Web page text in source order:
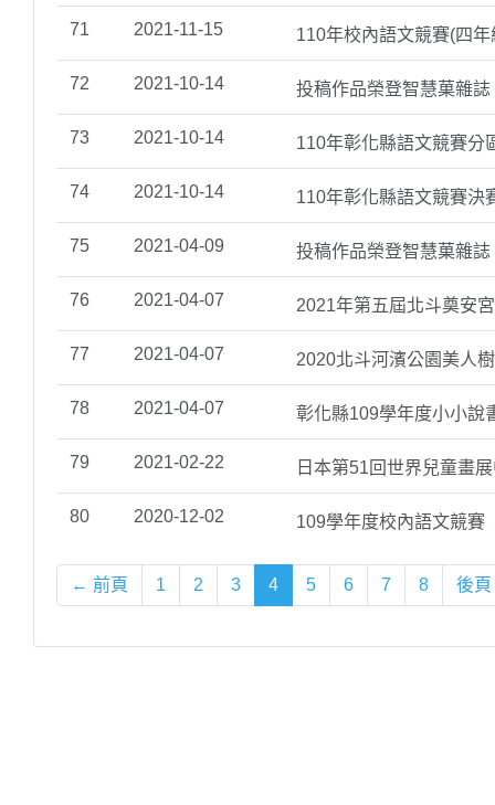
71 2021-11-15 110年校內語文競賽(四年
72 2021-10-14 投稿作品榮登智慧菓雜誌
73 2021-10-14 110年彰化縣語文競賽分
74 2021-10-14 110年彰化縣語文競賽決
75 2021-04-09 投稿作品榮登智慧菓雜誌
76 2021-04-07 2021年第五屆北斗奠安
77 2021-04-07 2020北斗河濱公園美人
78 2021-04-07 彰化縣109學年度小小說
79 2021-02-22 日本第51回世界兒童畫
80 2020-12-02 109學年度校內語文競賽
← 前頁 1 2 3 4 5 6 7 8 後